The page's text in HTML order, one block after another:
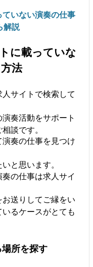
ていない演奏の仕事
解説
に載っていな
法
人サイトで検索して
奏活動をサポート
談です。
演奏の仕事を見つけ
と思います。
の仕事は求人サイ
送りしてご縁をい
るケースがとても
所を探す